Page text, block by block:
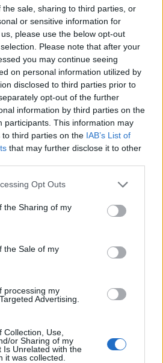
sale, sharing to third parties, or
or sensitive information for
please use the below opt-out
Please note that after your
you may continue seeing
on personal information utilized by
disclosed to third parties prior to
opt-out of the further
information by third parties on the
participants. This information may
third parties on the IAB’s List of
that may further disclose it to other
Opt Outs
the Sharing of my
the Sale of my
processing my
Advertising.
Use,
or Sharing of my
Is Unrelated with the
it was collected.
CAPITALE : 1 Japonaise sur
20 nait avec un 3è sein.
Du coup, on a commencé
à cogiter, à regarder
bizarrement toutes les
Japonaises qu’on croise
(elle en a ? elle en a pas ?),
et c’est là que les ennuis
ont commencé…
VRAI de VRAI.
Et la science n’a AUCUNE
trop de soja ou quoi ?
arrêter de manger des sushis,
il est placé où en fait ce 3è sein ?
regarder… « il s’agit d’un simple
sous un des deux seins, sous
l’aine. »